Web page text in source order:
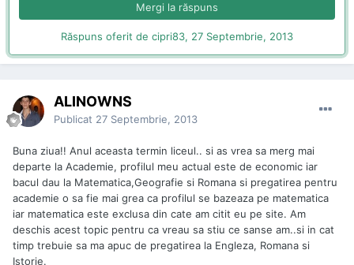
Mergi la răspuns
Răspuns oferit de cipri83, 27 Septembrie, 2013
ALINOWNS
Publicat 27 Septembrie, 2013
Buna ziua!! Anul aceasta termin liceul.. si as vrea sa merg mai
departe la Academie, profilul meu actual este de economic iar
bacul dau la Matematica,Geografie si Romana si pregatirea pentru
academie o sa fie mai grea ca profilul se bazeaza pe matematica
iar matematica este exclusa din cate am citit eu pe site. Am
deschis acest topic pentru ca vreau sa stiu ce sanse am..si in cat
timp trebuie sa ma apuc de pregatirea la Engleza, Romana si
Istorie.